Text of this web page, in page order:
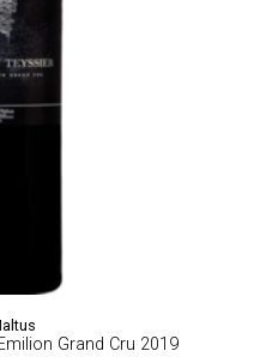
Grand Cru 2019